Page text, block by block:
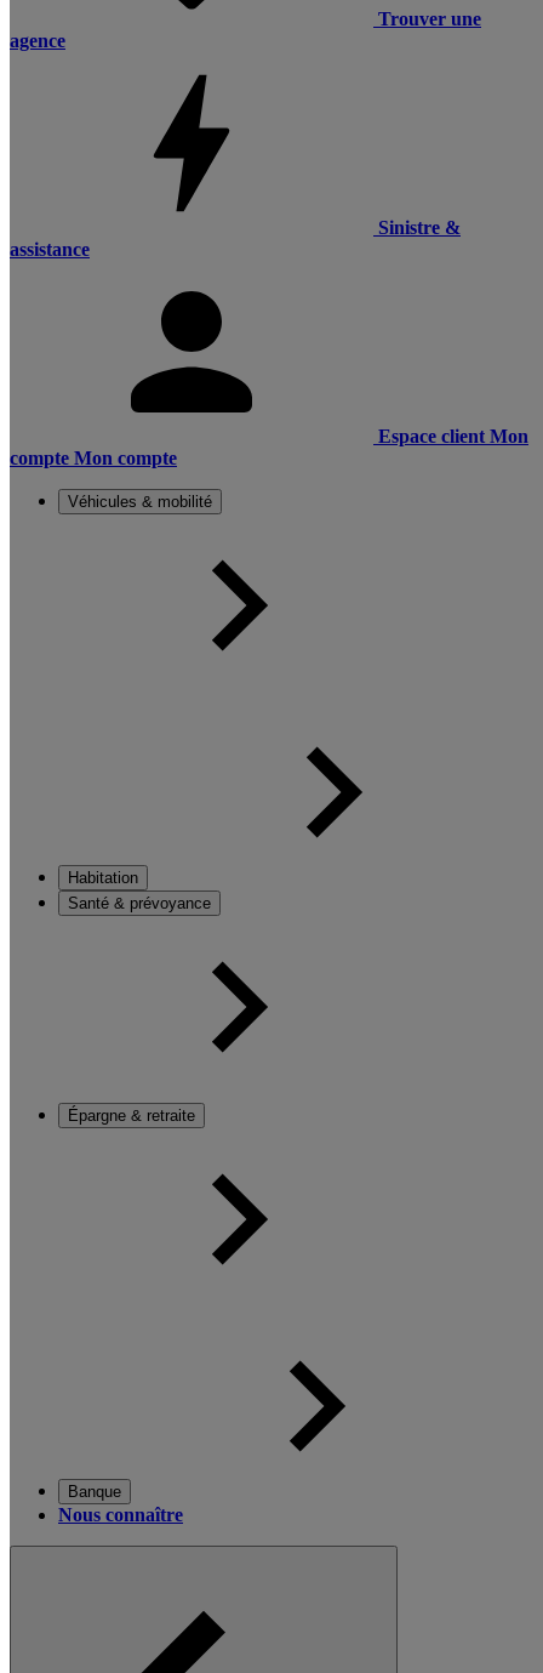
Trouver une
agence
Sinistre &
assistance
Espace client Mon
compte Mon compte
Véhicules & mobilité
Habitation
Santé & prévoyance
Épargne & retraite
Banque
Nous connaître